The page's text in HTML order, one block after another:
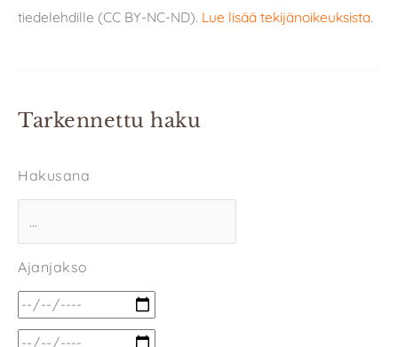
tiedelehdille (CC BY-NC-ND). Lue lisää tekijänoikeuksista.
Tarkennettu haku
Hakusana
Ajanjakso